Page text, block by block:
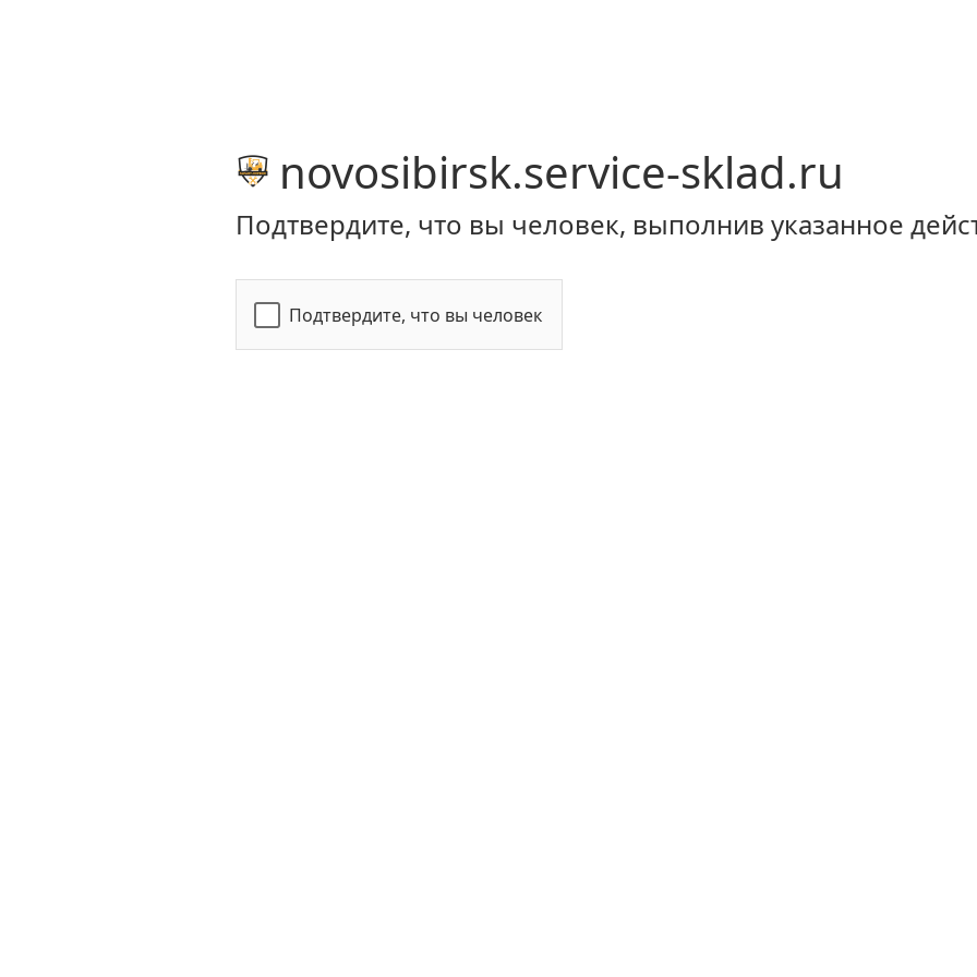
novosibirsk.service-sklad.ru
Подтвердите, что вы человек, выполнив указанное
Подтвердите, что вы человек